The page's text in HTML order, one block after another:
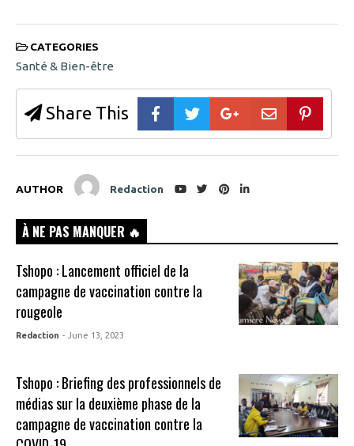
CATEGORIES
Santé & Bien-être
Share This
AUTHOR Redaction
À NE PAS MANQUER 🔥
Tshopo : Lancement officiel de la
campagne de vaccination contre la
rougeole
Redaction - June 13, 2023
Tshopo : Briefing des professionnels de
médias sur la deuxième phase de la
campagne de vaccination contre la